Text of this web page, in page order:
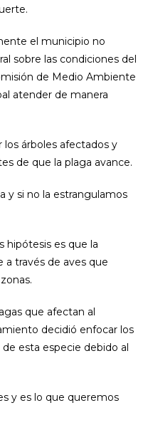
el municipio no
sobre las condiciones del
de Medio Ambiente
atender de manera
los árboles afectados y
de que la plaga avance.
y si no la estrangulamos
hipótesis es que la
a través de aves que
que afectan al
decidió enfocar los
esta especie debido al
y es lo que queremos